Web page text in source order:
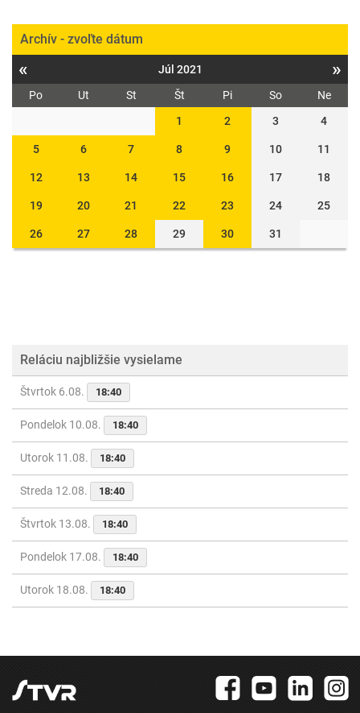
Archív - zvoľte dátum
« Júl 2021 »
Po Ut St Št Pi So
Ne
1
2 3 4
5 6 7 8 9 10 11
12 13 14 15 16 17 18
19 20 21 22 23 24 25
26 27 28 29 30 31
Reláciu najbližšie vysielame
Štvrtok 6.08. 18:40
Pondelok 10.08. 18:40
Utorok 11.08. 18:40
Streda 12.08. 18:40
Štvrtok 13.08. 18:40
Pondelok 17.08. 18:40
Utorok 18.08. 18:40